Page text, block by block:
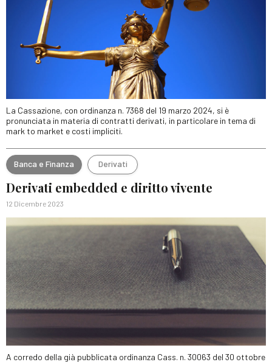
La Cassazione, con ordinanza n. 7368 del 19 marzo 2024, si è
pronunciata in materia di contratti derivati, in particolare in tema di
mark to market e costi impliciti.
Banca e Finanza Derivati
Derivati embedded e diritto vivente
12 Dicembre 2023
A corredo della già pubblicata ordinanza Cass. n. 30063 del 30 ottobre